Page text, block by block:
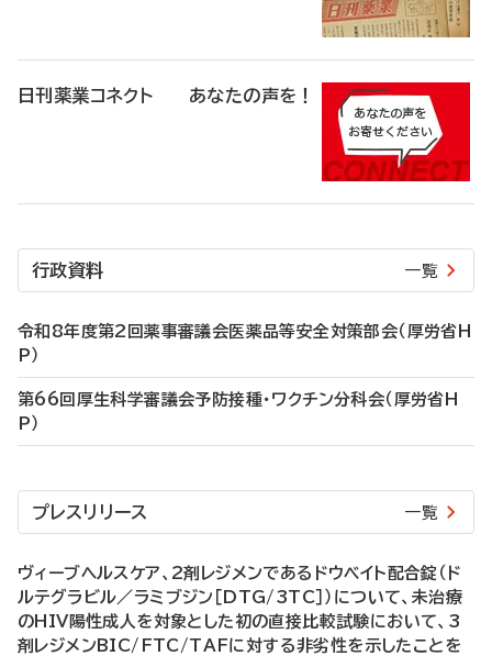
日刊薬業コネクト あなたの声を！
行政資料 一覧
令和8年度第2回薬事審議会医薬品等安全対策部会（厚労省H
P）
第66回厚生科学審議会予防接種・ワクチン分科会（厚労省H
P）
プレスリリース 一覧
ヴィーブヘルスケア、2剤レジメンであるドウベイト配合錠（ド
ルテグラビル／ラミブジン［DTG/3TC］）について、未治療
のHIV陽性成人を対象とした初の直接比較試験において、3
剤レジメンBIC/FTC/TAFに対する非劣性を示したことを